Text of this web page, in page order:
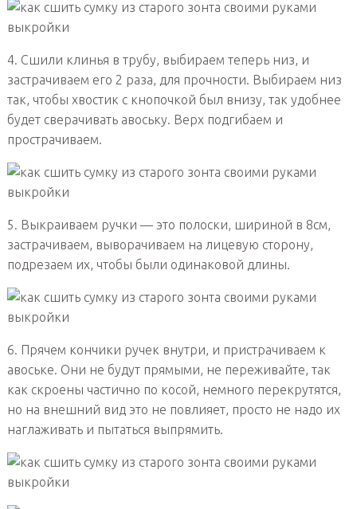
4. Сшили клинья в трубу, выбираем теперь низ, и
застрачиваем его 2 раза, для прочности. Выбираем низ
так, чтобы хвостик с кнопочкой был внизу, так удобнее
будет сверачивать авоську. Верх подгибаем и
прострачиваем.
5. Выкраиваем ручки — это полоски, шириной в 8см,
застрачиваем, выворачиваем на лицевую сторону,
подрезаем их, чтобы были одинаковой длины.
6. Прячем кончики ручек внутри, и пристрачиваем к
авоське. Они не будут прямыми, не переживайте, так
как скроены частично по косой, немного перекрутятся,
но на внешний вид это не повлияет, просто не надо их
наглаживать и пытаться выпрямить.